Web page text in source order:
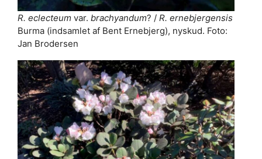
R. eclecteum var. brachyandum? / R. ernebjergensis
Burma (indsamlet af Bent Ernebjerg), nyskud. Foto:
Jan Brodersen